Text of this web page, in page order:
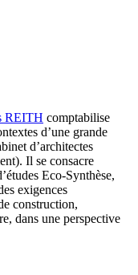
REITH comptabilise
d’une grande
d’architectes
Il se consacre
Eco-Synthèse,
exigences
construction,
dans une perspective